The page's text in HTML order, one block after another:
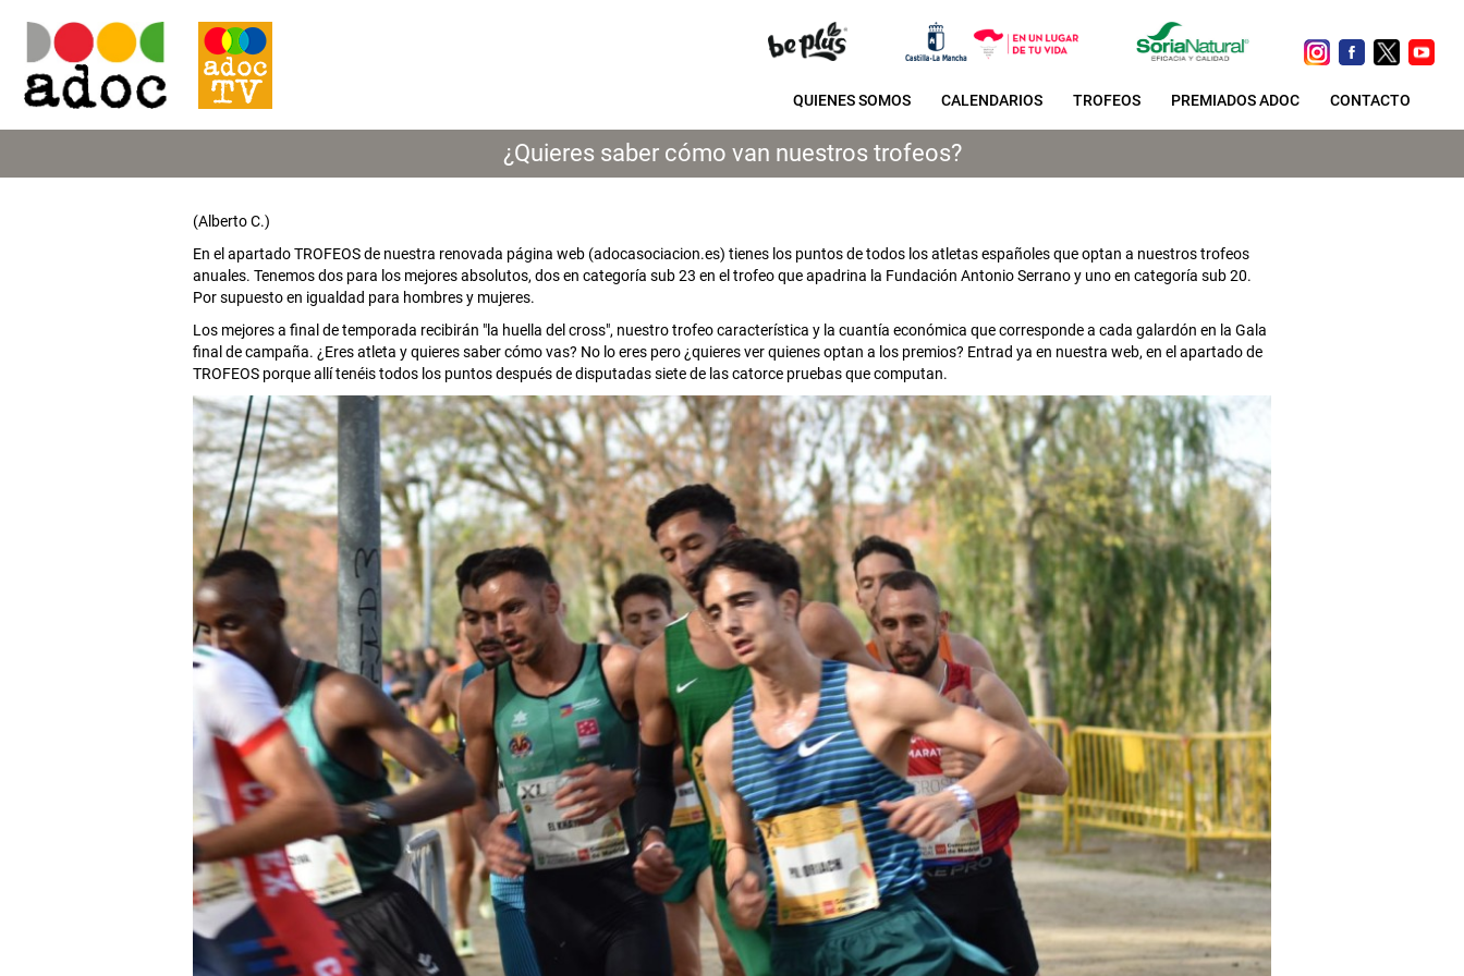
QUIENES SOMOS CALENDARIOS TROFEOS PREMIADOS ADOC CONTACTO
¿Quieres saber cómo van nuestros trofeos?
(Alberto C.)
En el apartado TROFEOS de nuestra renovada página web (adocasociacion.es) tienes los puntos de todos los atletas españoles que optan a nuestros trofeos
anuales. Tenemos dos para los mejores absolutos, dos en categoría sub 23 en el trofeo que apadrina la Fundación Antonio Serrano y uno en categoría sub 20.
Por supuesto en igualdad para hombres y mujeres.
Los mejores a final de temporada recibirán "la huella del cross", nuestro trofeo característica y la cuantía económica que corresponde a cada galardón en la Gala
final de campaña. ¿Eres atleta y quieres saber cómo vas? No lo eres pero ¿quieres ver quienes optan a los premios? Entrad ya en nuestra web, en el apartado de
TROFEOS porque allí tenéis todos los puntos después de disputadas siete de las catorce pruebas que computan.